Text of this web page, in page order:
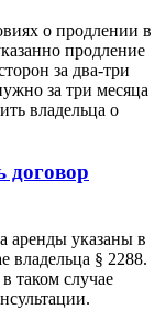
о продлении в
продление
за два-три
за три месяца
владельца о
договор
аренды указаны в
владельца § 2288.
таком случае